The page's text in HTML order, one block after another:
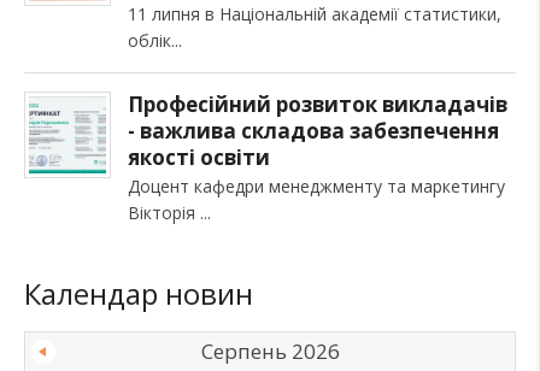
11 липня в Національній академії статистики,
облік
Професійний розвиток викладачів
- важлива складова забезпечення
якості освіти
Доцент кафедри менеджменту та маркетингу
Вікторія
Календар новин
Серпень 2026